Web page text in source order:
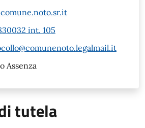
int. 105
Assenza
tutela